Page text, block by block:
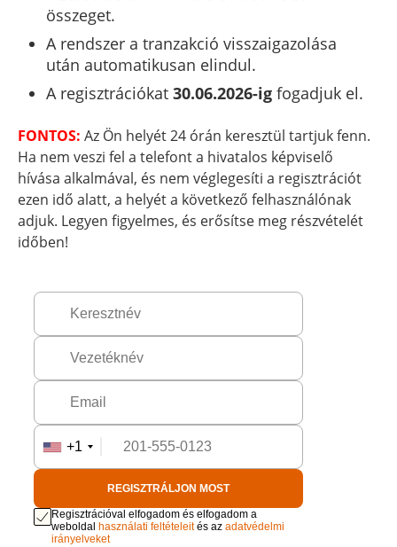
összeget.
A rendszer a tranzakció visszaigazolása
után automatikusan elindul.
A regisztrációkat30.06.2026-igfogadjuk el.
FONTOS: Az Ön helyét 24 órán keresztül tartjuk fenn.
Ha nem veszi fel a telefont a hivatalos képviselő
hívása alkalmával, és nem véglegesíti a regisztrációt
ezen idő alatt, a helyét a következő felhasználónak
adjuk. Legyen figyelmes, és erősítse meg részvételét
időben!
+1
REGISZTRÁLJON MOST
Regisztrációval elfogadom és elfogadom a
weboldal használati feltételeités azadatvédelmi
irányelveket